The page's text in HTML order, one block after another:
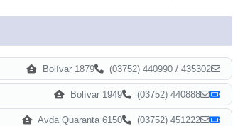
Bolívar 1879 (03752) 440990 / 435302
Bolívar 1949 (03752) 440888
Avda Quaranta 6150 (03752) 451222